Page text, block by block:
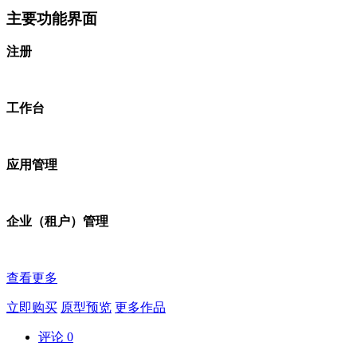
主要功能界面
注册
工作台
应用管理
企业（租户）管理
查看更多
立即购买 原型预览 更多作品
评论 0